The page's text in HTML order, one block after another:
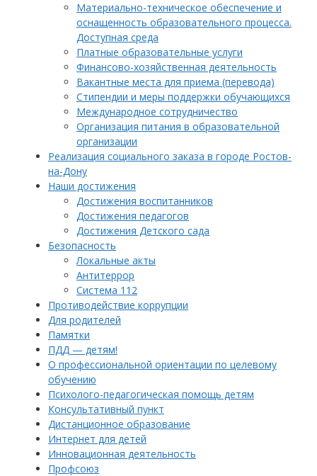
Материально-техническое обеспечение и
оснащенность образовательного процесса.
Доступная среда
Платные образовательные услуги
Финансово-хозяйственная деятельность
Вакантные места для приема (перевода)
Стипендии и меры поддержки обучающихся
Международное сотрудничество
Организация питания в образовательной
организации
Реализация социального заказа в городе Ростов-
на-Дону
Наши достижения
Достижения воспитанников
Достижения педагогов
Достижения Детского сада
Безопасность
Локальные акты
Антитеррор
Система 112
Противодействие коррупции
Для родителей
Памятки
ПДД — детям!
О профессиональной ориентации по целевому
обучению
Психолого-педагогическая помощь детям
Консультативный пункт
Дистанционное образование
Интернет для детей
Инновационная деятельность
Профсоюз